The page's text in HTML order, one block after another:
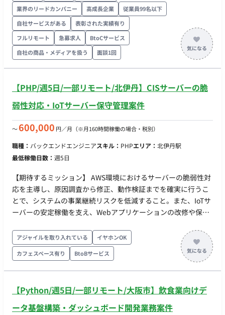
ごとに異なる）による業務システムの見直しと刷新を検討して
います。なお、Apple社のFileMakerへの移行を検討段階です。
（要相談） ■業務内容 【既存Accessシステムの理解と新システ
ムへの移行】 ・既存Accessシステムの機能、データ構造のヒ
アリングと分析 ・FileMaker、またはその他提案されたデータ
ベースシステムでの設計/開発/構築 ・データ移行作業 ・必要に
在いません。 依頼主と直接やり取りを行い、プロジェクトを進
■働き方 ・月の稼働時間：週1日もしくは月32時間～ ・フルリ
モート稼働: 可能 ・フレックス稼働: 可能 ■本案件の魅力 企業の
重要なシステム移行を担うことで、業務の効率化と安定性を直
接的に向上させる貢献を実感できます。
業界のリードカンパニー
高成長企業
従業員99名以下
自社サービスがある
表彰された実績有り
フルリモート
急募求人
BtoCサービス
自社の商品・メディアを扱う
面談1回
【PHP/週5日/一部リモート/北伊丹】CISサーバーの脆
弱性対応・IoTサーバー保守管理案件
〜600,000 円／月 （※月160時間稼働の場合・税別）
職種： バックエンドエンジニアスキル： PHPエリア： 北伊丹駅
最低稼働日数： 週5日
【期待するミッション】 AWS環境におけるサーバーの脆弱性対
応を主導し、原因調査から修正、動作検証までを確実に行うこ
とで、システムの事業継続リスクを低減すること。また、IoTサ
ーバーの安定稼働を支え、Webアプリケーションの改修や保守
す。 【脆弱性調査・修正対応】 AWS Inspectorにて検出された
アプリサーバー（緊急48件）およびデータベースサーバー（緊
急24件）の脆弱性原因調査、および「高」「中」レベルの脆弱
性内容の精査と修正対応。 【ソフトウェアバージョンアップ・
びアプリケーションのソースコード修正。 【サーバー保守管
理】 IoTサーバーの稼働確認、ログ確認、障害調査、保守管理業
アジャイルを取り入れている
イヤホンOK
カフェスペース有り
BtoBサービス
【Python/週5日/一部リモート/大阪市】飲食業向けデ
ータ基盤構築・ダッシュボード開発業務案件